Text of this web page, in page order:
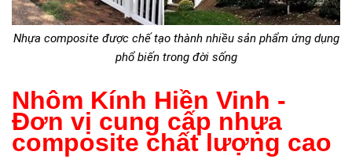
Nhựa composite được chế tạo thành nhiều sản phẩm ứng dụng
phổ biến trong đời sống
Nhôm Kính Hiền Vinh -
Đơn vị cung cấp nhựa
composite chất lượng cao